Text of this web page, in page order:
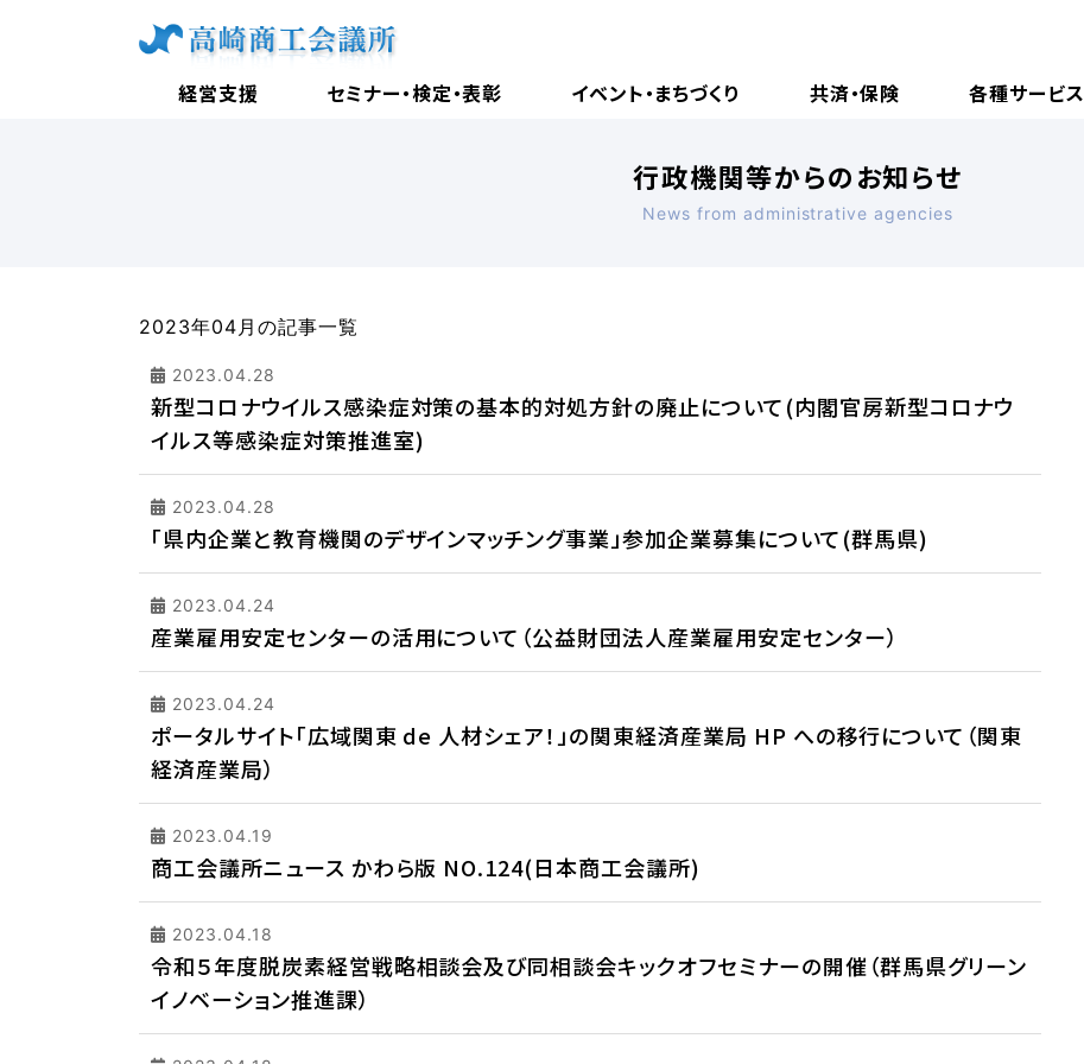
経営支援 セミナー・検定・表彰 イベント・まちづくり 共済・保険 各種サービス
行政機関等からのお知らせ
News from administrative agencies
2023年04月の記事一覧
2023.04.28
新型コロナウイルス感染症対策の基本的対処方針の廃止について(内閣官房新型コロナウ
イルス等感染症対策推進室)
2023.04.28
「県内企業と教育機関のデザインマッチング事業」参加企業募集について(群馬県)
2023.04.24
産業雇用安定センターの活用について（公益財団法人産業雇用安定センター）
2023.04.24
ポータルサイト「広域関東 de 人材シェア！」の関東経済産業局 HP への移行について（関東
経済産業局）
2023.04.19
商工会議所ニュース かわら版 NO.124(日本商工会議所)
2023.04.18
令和５年度脱炭素経営戦略相談会及び同相談会キックオフセミナーの開催（群馬県グリーン
イノベーション推進課）